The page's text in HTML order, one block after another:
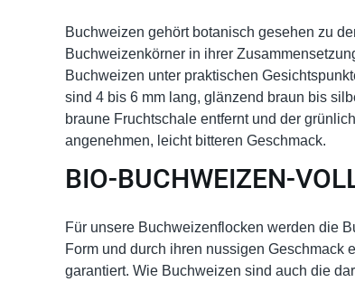
Buchweizen gehört botanisch gesehen zu
Buchweizenkörner in ihrer
Buchweizen unter praktischen
sind 4 bis 6 mm lang, glänzend braun bis
braune Fruchtschale entfernt und der
angenehmen, leicht bitteren Geschmack.
BIO-BUCHWEIZEN-
Für unsere Buchweizenflocken werden die
Form und durch ihren nussigen Geschmack
garantiert. Wie Buchweizen sind auch die